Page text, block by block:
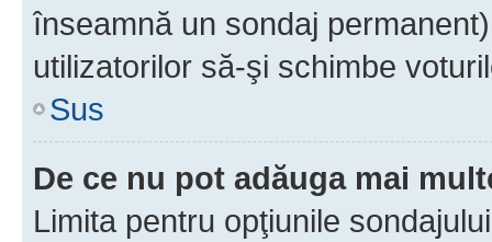
înseamnă un sondaj
utilizatorilor să-şi schimbe
Sus
De ce nu pot adăuga mai
Limita pentru opţiunile